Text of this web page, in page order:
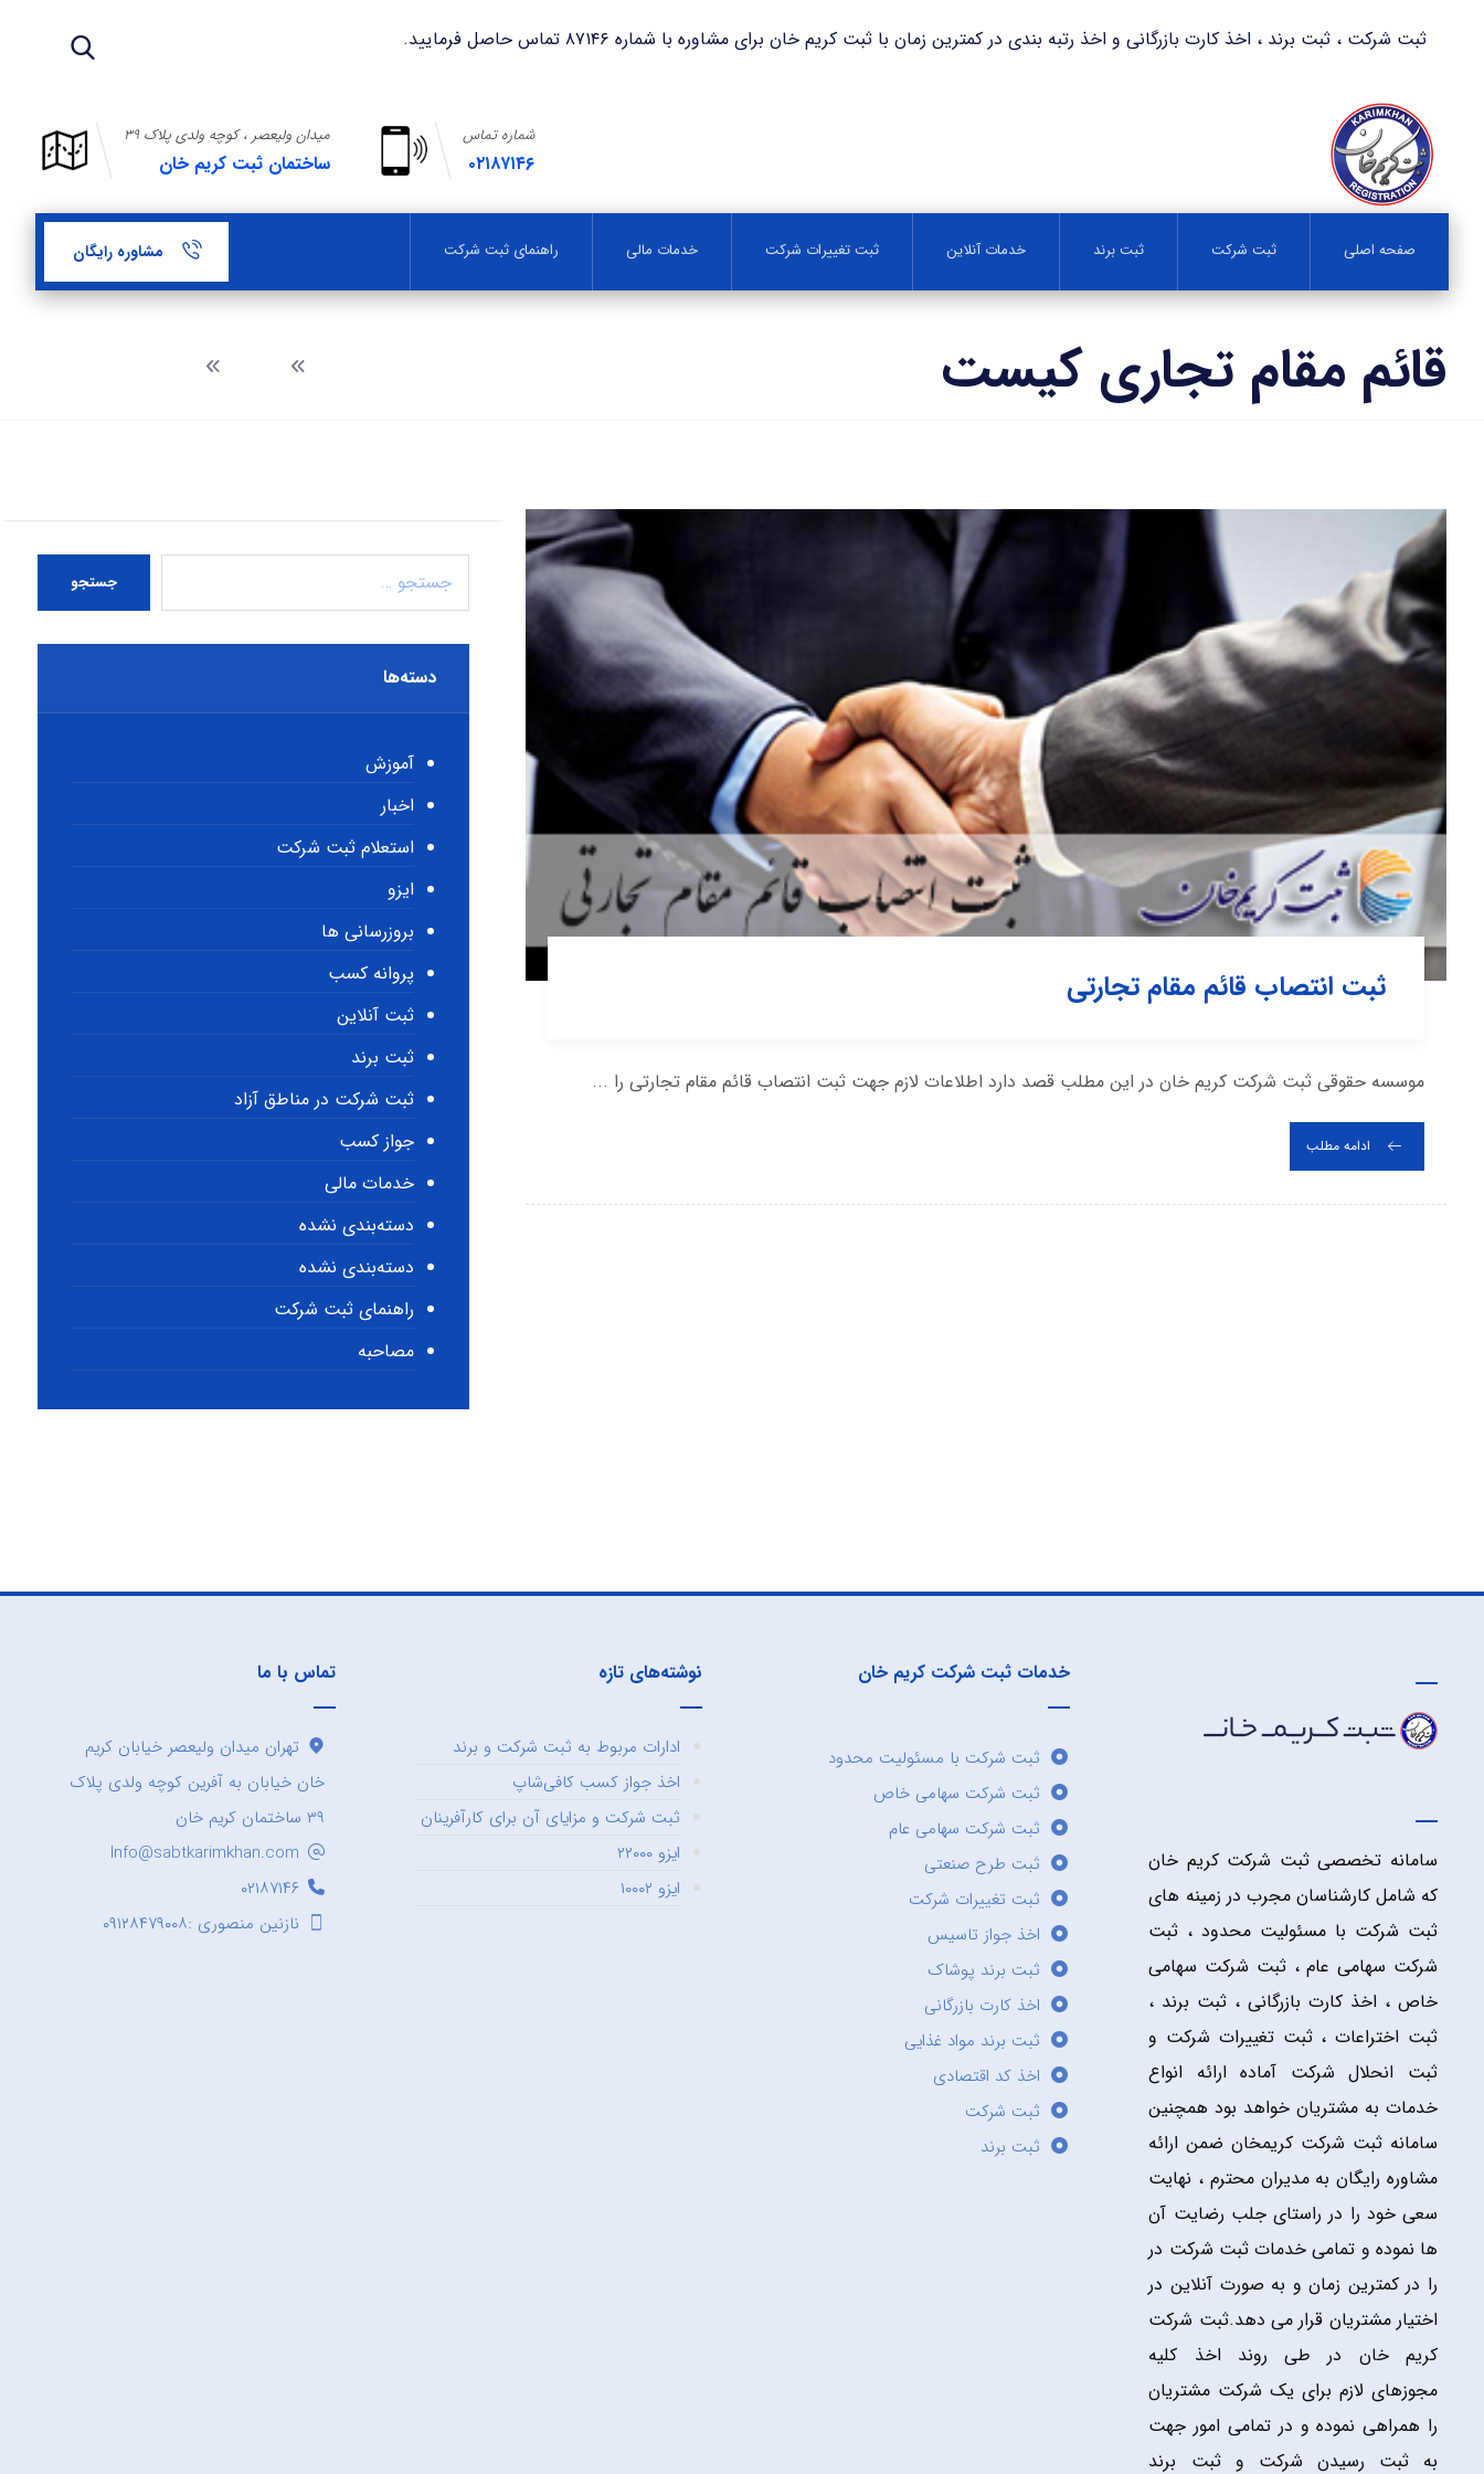
ثبت شرکت ، ثبت برند ، اخذ کارت بازرگانی و اخذ رتبه بندی در کمترین زمان با ثبت کریم خان برای مشاوره با شماره ۸۷۱۴۶ تماس حاصل فرمایید.
میدان ولیعصر ، کوچه ولدی پلاک ۳۹
ساختمان ثبت کریم خان
شماره تماس
۰۲۱۸۷۱۴۶
صفحه اصلی ثبت شرکت ثبت برند خدمات آنلاین ثبت تغییرات شرکت خدمات مالی راهنمای ثبت شرکت مشاوره رایگان
قائم مقام تجاری کیست
ثبت انتصاب قائم مقام تجارتی
موسسه حقوقی ثبت شرکت کریم خان در این مطلب قصد دارد اطلاعات لازم جهت ثبت انتصاب قائم مقام تجارتی را ...
ادامه مطلب
جستجو
دسته‌ها
آموزش
اخبار
استعلام ثبت شرکت
ایزو
بروزرسانی ها
پروانه کسب
ثبت آنلاین
ثبت برند
ثبت شرکت در مناطق آزاد
جواز کسب
خدمات مالی
دسته‌بندی نشده
دسته‌بندی نشده
راهنمای ثبت شرکت
مصاحبه
سامانه تخصصی ثبت شرکت کریم خان
که شامل کارشناسان مجرب در زمینه های
ثبت شرکت با مسئولیت محدود ، ثبت
شرکت سهامی عام ، ثبت شرکت سهامی
خاص ، اخذ کارت بازرگانی ، ثبت برند ،
ثبت اختراعات ، ثبت تغییرات شرکت و
ثبت انحلال شرکت آماده ارائه انواع
خدمات به مشتریان خواهد بود همچنین
سامانه ثبت شرکت کریمخان ضمن ارائه
مشاوره رایگان به مدیران محترم ، نهایت
سعی خود را در راستای جلب رضایت آن
ها نموده و تمامی خدمات ثبت شرکت در
را در کمترین زمان و به صورت آنلاین در
اختیار مشتریان قرار می دهد.ثبت شرکت
کریم خان در طی روند اخذ کلیه
مجوزهای لازم برای یک شرکت مشتریان
را همراهی نموده و در تمامی امور جهت
به ثبت رسیدن شرکت و ثبت برند
خدمات ثبت شرکت کریم خان
ثبت شرکت با مسئولیت محدود
ثبت شرکت سهامی خاص
ثبت شرکت سهامی عام
ثبت طرح صنعتی
ثبت تغییرات شرکت
اخذ جواز تاسیس
ثبت برند پوشاک
اخذ کارت بازرگانی
ثبت برند مواد غذایی
اخذ کد اقتصادی
ثبت شرکت
ثبت برند
نوشته‌های تازه
ادارات مربوط به ثبت شرکت و برند
اخذ جواز کسب کافی‌شاپ
ثبت شرکت و مزایای آن برای کارآفرینان
ایزو ۲۲۰۰۰
ایزو ۱۰۰۰۲
تماس با ما
تهران میدان ولیعصر خیابان کریم
خان خیابان به آفرین کوچه ولدی پلاک
۳۹ ساختمان کریم خان
Info@sabtkarimkhan.com
۰۲۱۸۷۱۴۶
نازنین منصوری :۰۹۱۲۸۴۷۹۰۰۸